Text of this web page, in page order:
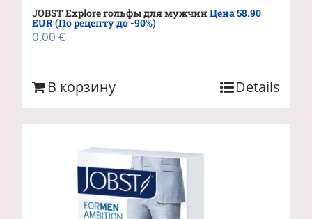
JOBST Explore гольфы для мужчин Цена 58.90
EUR (По рецепту до -90%)
0,00 €
В корзину Details